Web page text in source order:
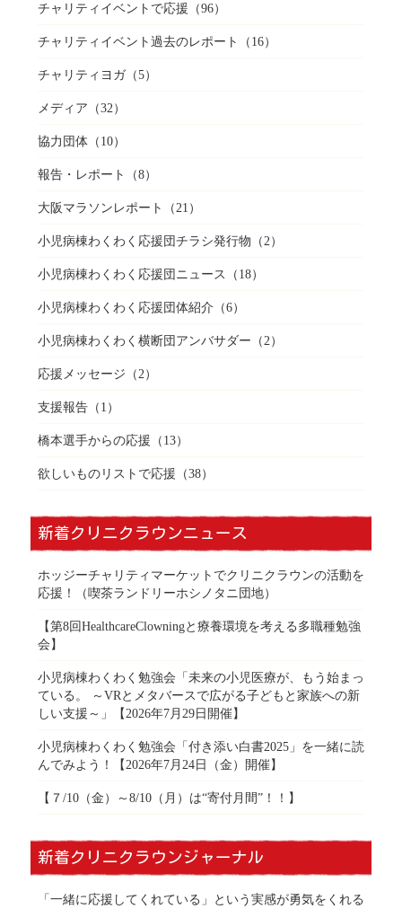
チャリティイベントで応援 （96）
チャリティイベント過去のレポート （16）
チャリティヨガ（5）
メディア （32）
協力団体（10）
報告・レポート （8）
大阪マラソンレポート （21）
小児病棟わくわく応援団チラシ発行物 （2）
小児病棟わくわく応援団ニュース （18）
小児病棟わくわく応援団体紹介 （6）
小児病棟わくわく横断団アンバサダー （2）
応援メッセージ （2）
支援報告（1）
橋本選手からの応援 （13）
欲しいものリストで応援 （38）
新着クリニクラウンニュース
ホッジーチャリティマーケットでクリニクラウンの活動を
応援！（喫茶ランドリーホシノタニ団地）
【第8回HealthcareClowningと療養環境を考える多職種勉強
会】
小児病棟わくわく勉強会「未来の小児医療が、もう始まっ
ている。 ～VRとメタバースで広がる子どもと家族への新
しい支援～」【2026年7月29日開催】
小児病棟わくわく勉強会「付き添い白書2025」を一緒に読
んでみよう！【2026年7月24日（金）開催】
【７/10（金）～8/10（月）は“寄付月間”！！】
新着クリニクラウンジャーナル
「一緒に応援してくれている」という実感が勇気をくれる